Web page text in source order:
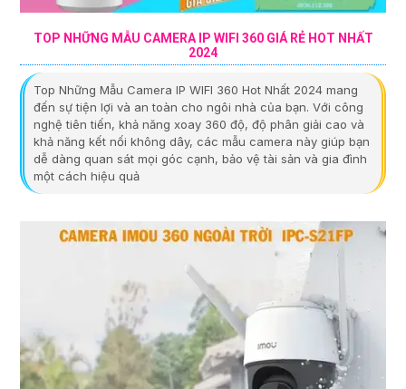
TOP NHỮNG MẪU CAMERA IP WIFI 360 GIÁ RẺ HOT NHẤT
2024
Top Những Mẫu Camera IP WIFI 360 Hot Nhất 2024 mang
đến sự tiện lợi và an toàn cho ngôi nhà của bạn. Với công
nghệ tiên tiến, khả năng xoay 360 độ, độ phân giải cao và
khả năng kết nối không dây, các mẫu camera này giúp bạn
dễ dàng quan sát mọi góc cạnh, bảo vệ tài sản và gia đình
một cách hiệu quả